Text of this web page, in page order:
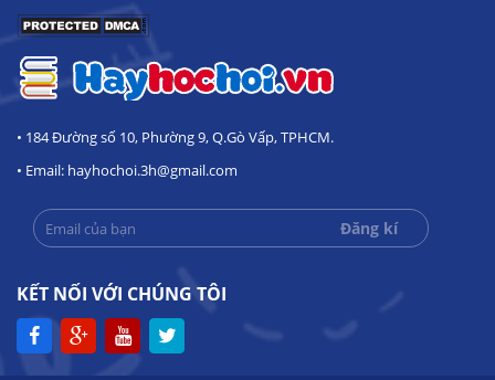
• 184 Đường số 10, Phường 9, Q.Gò Vấp, TPHCM.
• Email: hayhochoi.3h@gmail.com
KẾT NỐI VỚI CHÚNG TÔI